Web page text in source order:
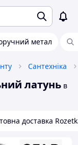
метал
Сантехніка
латунь в
доставка